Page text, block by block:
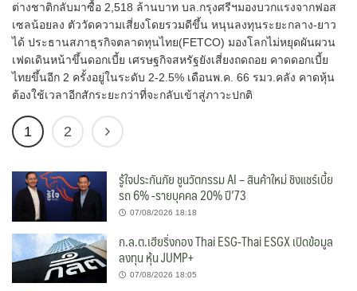
ต่างชาติกลับมาซื้อ 2,518 ล้านบาท บล.กรุงศรีฯมองบวกแรงจากฟอส
เซลน้อยลง ตัววัดความเสี่ยงโดยรวมดีขึ้น หนุนลงทุนระยะกลาง-ยาว
ได้ ประธานสภาธุรกิจตลาดทุนไทย(FETCO) มองโลกไม่หยุดผันผวน
เฟดเดินหน้าขึ้นดอกเบี้ย เศรษฐกิจสหรัฐยังเสี่ยงถดถอย คาดดอกเบี้ย
ไทยขึ้นอีก 2 ครั้งอยู่ในระดับ 2-2.5% เดือนพ.ค. 66 รมว.คลัง คาดหุ้น
ต้องใช้เวลาอีกสักระยะกว่าที่จะกลับเข้าสู่ภาวะปกติ
1 2
รู้ใจประกันภัย ชูนวัตกรรม AI – สินค้าใหม่ ชิงแชร์เบี้ย
รถ 6% -รายบุคคล 20% ปี’73
07/08/2026 18:18
ก.ล.ต.เฮียริ่งกอง Thai ESG-Thai ESGX เปิดข้อมูล
ลงทุน หุ้น JUMP+
07/08/2026 18:05